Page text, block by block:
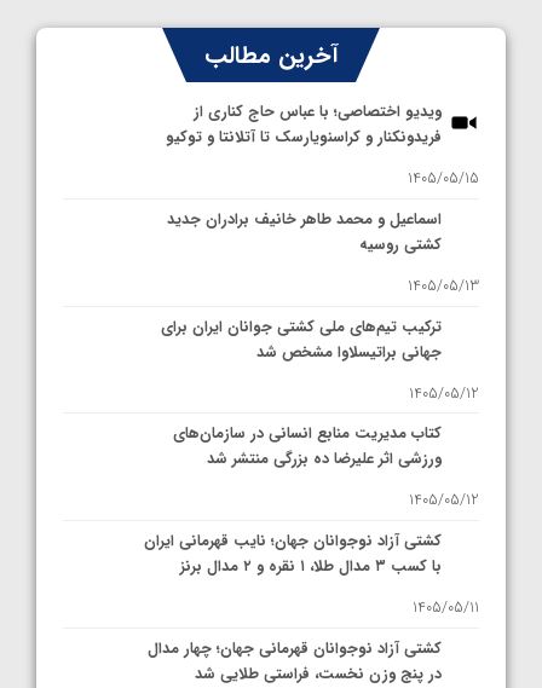
آخرین مطالب
ویدیو اختصاصی؛ با عباس حاج کناری از
فریدونکنار و کراسنویارسک تا آتلانتا و توکیو
1405/05/15
اسماعیل و محمد طاهر خانیف برادران جدید
کشتی روسیه
1405/05/13
ترکیب تیم‌های ملی کشتی جوانان ایران برای
جهانی براتیسلاوا مشخص شد
1405/05/12
کتاب مدیریت منابع انسانی در سازمان‌های
ورزشی اثر علیرضا ده بزرگی منتشر شد
1405/05/12
کشتی آزاد نوجوانان جهان؛ نایب قهرمانی ایران
با کسب ۳ مدال طلا، ۱ نقره و ۲ مدال برنز
1405/05/11
کشتی آزاد نوجوانان قهرمانی جهان؛ چهار مدال
در پنج وزن نخست، فراستی طلایی شد